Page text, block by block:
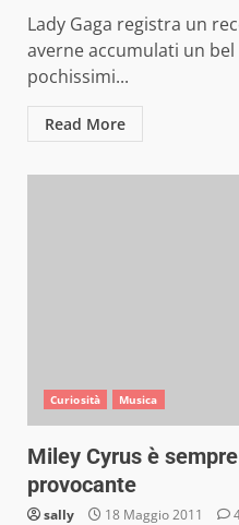
Lady Gaga registra un
averne accumulati un bel
pochissimi...
Read More
Curiosità Musica
Miley Cyrus è
provocante
sally 18 Maggio 2011